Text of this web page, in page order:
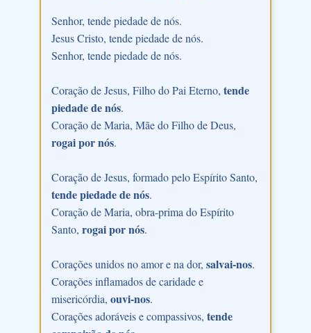
Senhor, tende piedade de nós.
Jesus Cristo, tende piedade de nós.
Senhor, tende piedade de nós.
Coração de Jesus, Filho do Pai Eterno, tende
piedade de nós.
Coração de Maria, Mãe do Filho de Deus,
rogai por nós.
Coração de Jesus, formado pelo Espírito Santo,
tende piedade de nós.
Coração de Maria, obra-prima do Espírito
Santo, rogai por nós.
Corações unidos no amor e na dor, salvai-nos.
Corações inflamados de caridade e
misericórdia, ouvi-nos.
Corações adoráveis e compassivos, tende